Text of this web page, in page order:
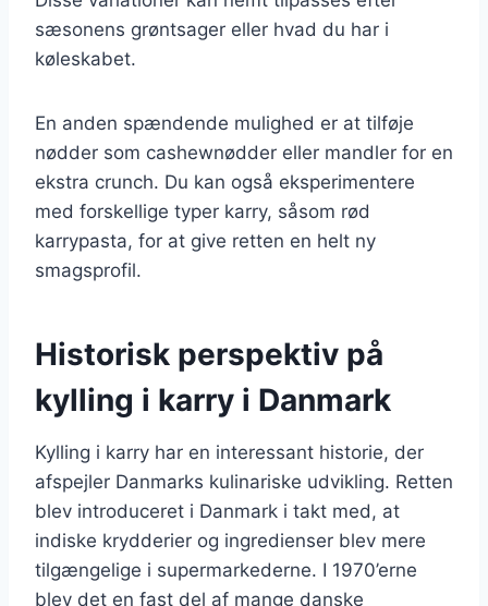
sæsonens grøntsager eller hvad du har i
køleskabet.
En anden spændende mulighed er at tilføje
nødder som cashewnødder eller mandler for en
ekstra crunch. Du kan også eksperimentere
med forskellige typer karry, såsom rød
karrypasta, for at give retten en helt ny
smagsprofil.
Historisk perspektiv på
kylling i karry i Danmark
Kylling i karry har en interessant historie, der
afspejler Danmarks kulinariske udvikling. Retten
blev introduceret i Danmark i takt med, at
indiske krydderier og ingredienser blev mere
tilgængelige i supermarkederne. I 1970’erne
blev det en fast del af mange danske